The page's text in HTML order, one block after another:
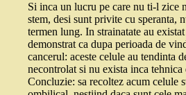
Si inca un lucru pe care nu ti-l zice
stem, desi sunt privite cu speranta,
termen lung. In strainatate au
demonstrat ca dupa perioada de
cancerul: aceste celule au tendinta
necontrolat si nu exista inca tehnica
Concluzie: sa recoltez acum celule